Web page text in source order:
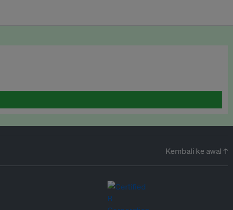
Kembali ke awal ↑